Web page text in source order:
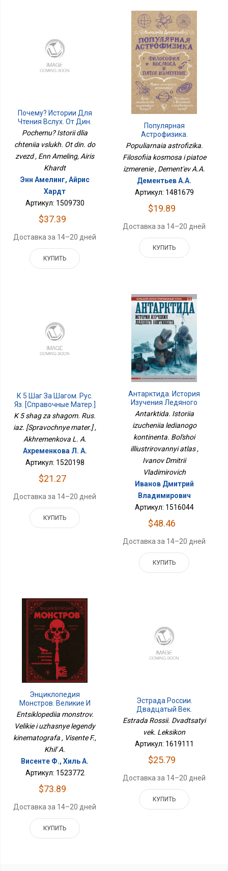
Почему? Истории Для
Чтения Вслух. От Дин.
До Звёзд
Pochemu? Istorii dlia
chteniia vslukh. Ot din. do
zvezd , Enn Ameling, Airis
Khardt
Энн Амелинг, Айрис
Хардт
Артикул: 1509730
$37.39
Доставка за 14–20 дней
КУПИТЬ
Популярная
Астрофизика.
Философия Космоса И
Пятое Измерение
Populiarnaia astrofizika.
Filosofiia kosmosa i piatoe
izmerenie , Dement'ev A.A.
Дементьев А.А.
Артикул: 1481679
$19.89
Доставка за 14–20 дней
КУПИТЬ
К 5 Шаг За Шагом. Рус.
Яз. [Справочные Матер.]
K 5 shag za shagom. Rus.
iaz. [Spravochnye mater.] ,
Akhremenkova L. A.
Ахременкова Л. А.
Артикул: 1520198
$21.27
Доставка за 14–20 дней
КУПИТЬ
Антарктида. История
Изучения Ледяного
Континента. Большой
Атлас
Antarktida. Istoriia
izucheniia ledianogo
kontinenta. Bol'shoi
illiustrirovannyi atlas ,
Ivanov Dmitrii
Vladimirovich
Иванов Дмитрий
Владимирович
Артикул: 1516044
$48.46
Доставка за 14–20 дней
КУПИТЬ
Энциклопедия
Монстров. Великие И
Ужасные Легенды
Кинематографа
Entsiklopediia monstrov.
Velikie i uzhasnye legendy
kinematografa , Visente F.,
Khil' A.
Висенте Ф., Хиль А.
Артикул: 1523772
$73.89
Доставка за 14–20 дней
КУПИТЬ
Эстрада России.
Двадцатый Век.
Лексикон
Estrada Rossii. Dvadtsatyi
vek. Leksikon
Артикул: 1619111
$25.79
Доставка за 14–20 дней
КУПИТЬ